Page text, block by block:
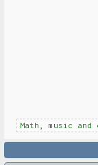
Math, music and